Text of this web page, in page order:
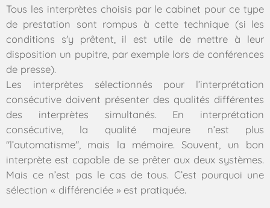
Tous les interprètes choisis par le cabinet pour ce type
de prestation sont rompus à cette technique (si les
conditions s'y prêtent, il est utile de mettre à leur
disposition un pupitre, par exemple lors de conférences
de presse).
Les interprètes sélectionnés pour l’interprétation
consécutive doivent présenter des qualités différentes
des interprètes simultanés. En interprétation
consécutive, la qualité majeure n’est plus
"l’automatisme", mais la mémoire. Souvent, un bon
interprète est capable de se prêter aux deux systèmes.
Mais ce n’est pas le cas de tous. C’est pourquoi une
sélection « différenciée » est pratiquée.